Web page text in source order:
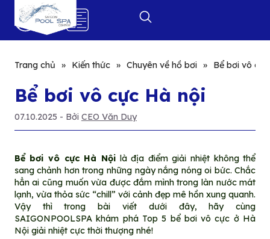
0
Trang chủ » Kiến thức » Chuyên về hồ bơi » Bể bơi vô
Bể bơi vô cực Hà nội
07.10.2025 - Bởi CEO Văn Duy
Bể bơi vô cực Hà Nộilà địa điểm giải nhiệt không thể
sang chảnh hơn trong những ngày nắng nóng oi bức. Chắc
hẳn ai cũng muốn vừa được đắm mình trong làn nước mát
lạnh, vừa thỏa sức “chill” với cảnh đẹp mê hồn xung quanh.
Vậy thì trong bài viết dưới đây, hãy cùng
SAIGONPOOLSPA khám phá Top 5 bể bơi vô cực ở Hà
Nộigiải nhiệt cực thời thượng nhé!